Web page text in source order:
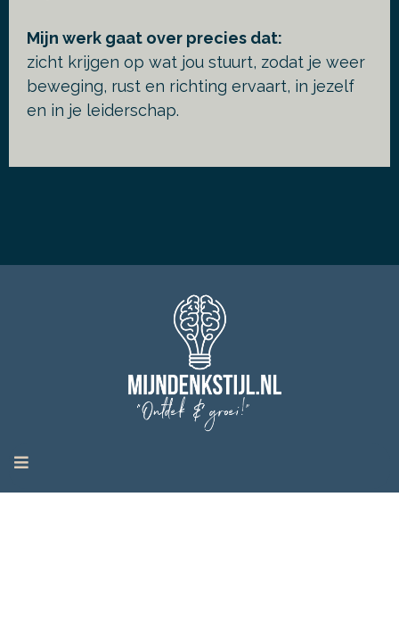
Mijn werk gaat over precies dat:
zicht krijgen op wat jou stuurt, zodat je weer
beweging, rust en richting ervaart, in jezelf
en in je leiderschap.